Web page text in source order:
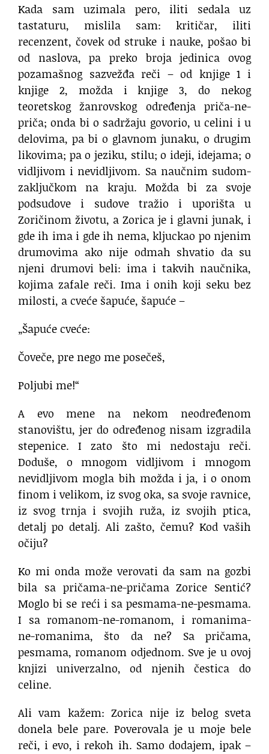
Kada sam uzimala pero, iliti sedala uz
tastaturu, mislila sam: kritičar, iliti
recenzent, čovek od struke i nauke, pošao bi
od naslova, pa preko broja jedinica ovog
pozamašnog sazvežđa reči – od knjige 1 i
knjige 2, možda i knjige 3, do nekog
teoretskog žanrovskog određenja priča-ne-
priča; onda bi o sadržaju govorio, u celini i u
delovima, pa bi o glavnom junaku, o drugim
likovima; pa o jeziku, stilu; o ideji, idejama; o
vidljivom i nevidljivom. Sa naučnim sudom-
zaključkom na kraju. Možda bi za svoje
podsudove i sudove tražio i uporišta u
Zoričinom životu, a Zorica je i glavni junak, i
gde ih ima i gde ih nema, kljuckao po njenim
drumovima ako nije odmah shvatio da su
njeni drumovi beli: ima i takvih naučnika,
kojima zafale reči. Ima i onih koji seku bez
milosti, a cveće šapuće, šapuće –
„Šapuće cveće:
Čoveče, pre nego me posečeš,
Poljubi me!“
A evo mene na nekom neodređenom
stanovištu, jer do određenog nisam izgradila
stepenice. I zato što mi nedostaju reči.
Doduše, o mnogom vidljivom i mnogom
nevidljivom mogla bih možda i ja, i o onom
finom i velikom, iz svog oka, sa svoje ravnice,
iz svog trnja i svojih ruža, iz svojih ptica,
detalj po detalj. Ali zašto, čemu? Kod vaših
očiju?
Ko mi onda može verovati da sam na gozbi
bila sa pričama-ne-pričama Zorice Sentić?
Moglo bi se reći i sa pesmama-ne-pesmama.
I sa romanom-ne-romanom, i romanima-
ne-romanima, što da ne? Sa pričama,
pesmama, romanom odjednom. Sve je u ovoj
knjizi univerzalno, od njenih čestica do
celine.
Ali vam kažem: Zorica nije iz belog sveta
donela bele pare. Poverovala je u moje bele
reči, i evo, i rekoh ih. Samo dodajem, ipak –